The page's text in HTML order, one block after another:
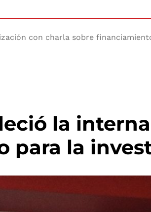
con charla sobre
la
para la